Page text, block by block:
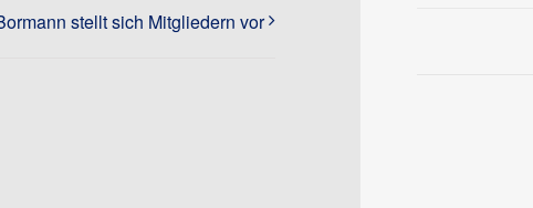
stellt sich Mitgliedern vor